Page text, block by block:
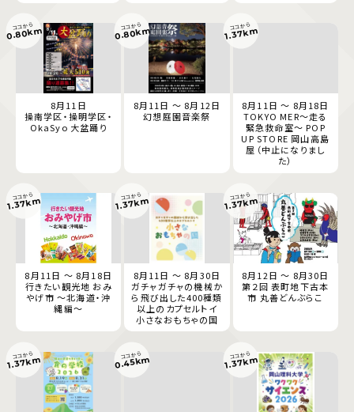
8月11日
操南学区・操明学区・
OkaSyo 大盆踊り
ココから
0.80km
8月11日 ～ 8月12日
幻想庭園音楽祭
ココから
0.80km
8月11日 ～ 8月18日
TOKYO MER～走る
緊急救命室～ POP
UP STORE 岡山高島
屋（中止になりまし
た）
ココから
1.37km
8月11日 ～ 8月18日
行きたい観光地 おみ
やげ市 ～北海道・沖
縄編～
ココから
1.37km
8月11日 ～ 8月30日
ガチャガチャの機械か
ら飛び出した400種類
以上のカプセルトイ
小さなおもちゃの国
ココから
1.37km
8月12日 ～ 8月30日
第２回 表町地下古本
市 丸善どんぶらこ
ココから
1.37km
ココから
1.37km ココから
0.45km ココから
1.37km